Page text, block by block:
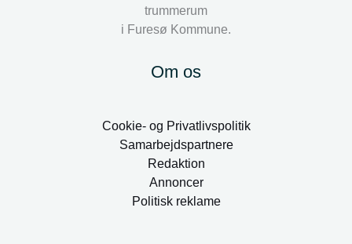
trummerum
i Furesø Kommune.
Om os
Cookie- og Privatlivspolitik
Samarbejdspartnere
Redaktion
Annoncer
Politisk reklame